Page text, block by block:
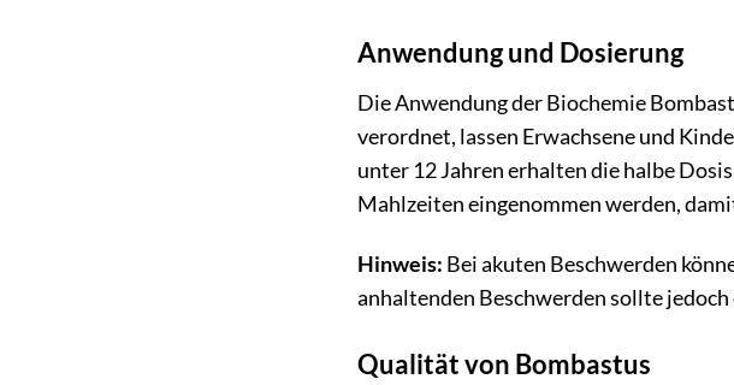
Anwendung und Dosierung
Die Anwendung der Biochemie
verordnet, lassen Erwachsene und
unter 12 Jahren erhalten die halbe
Mahlzeiten eingenommen werden,
Hinweis: Bei akuten Beschwerden
anhaltenden Beschwerden sollte
Qualität von Bombastus